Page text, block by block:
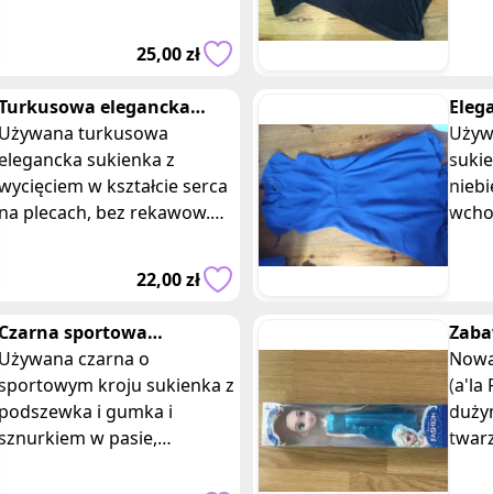
z falbanami.
25,00 zł
8/
elegancka
z wycięciem z
turkusowa
sukienka z
w kształcie serca
plecach, bez rekawow.
la viva. Wymiar
22,00 zł
sportowa
sukienka z
reserved
czarna o
kroju sukienka z
i gumka i
w pasie,
(a'la